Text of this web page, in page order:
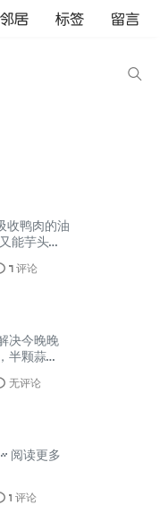
邻居 标签 留言
收鸭肉的油
能芋头香
，鸭肉不
不得吃...
7 评论
决今晚晚
半颗蒜
，一勺料
半...
无评论
阅读更多
1 评论